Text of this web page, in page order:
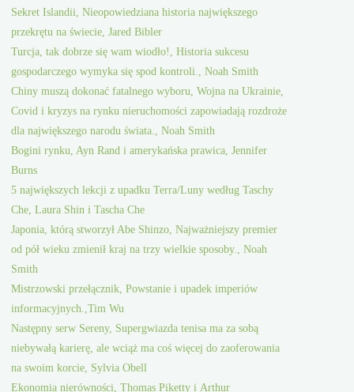
Sekret Islandii, Nieopowiedziana historia największego
przekrętu na świecie, Jared Bibler
Turcja, tak dobrze się wam wiodło!, Historia sukcesu
gospodarczego wymyka się spod kontroli., Noah Smith
Chiny muszą dokonać fatalnego wyboru, Wojna na Ukrainie,
Covid i kryzys na rynku nieruchomości zapowiadają rozdroże
dla największego narodu świata., Noah Smith
Bogini rynku, Ayn Rand i amerykańska prawica, Jennifer
Burns
5 największych lekcji z upadku Terra/Luny według Taschy
Che, Laura Shin i Tascha Che
Japonia, którą stworzył Abe Shinzo, Najważniejszy premier
od pół wieku zmienił kraj na trzy wielkie sposoby., Noah
Smith
Mistrzowski przełącznik, Powstanie i upadek imperiów
informacyjnych.,Tim Wu
Następny serw Sereny, Supergwiazda tenisa ma za sobą
niebywałą karierę, ale wciąż ma coś więcej do zaoferowania
na swoim korcie, Sylvia Obell
Ekonomia nierówności, Thomas Piketty i Arthur